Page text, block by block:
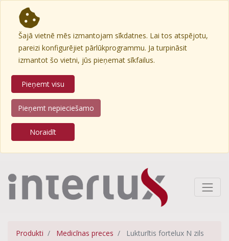
Šajā vietnē mēs izmantojam sīkdatnes. Lai tos atspējotu,
pareizi konfigurējiet pārlūkprogrammu. Ja turpināsit
izmantot šo vietni, jūs pieņemat sīkfailus.
Pieņemt visu
Pieņemt nepieciešamo
Noraidīt
Produkti Medicīnas preces Lukturītis fortelux N zils